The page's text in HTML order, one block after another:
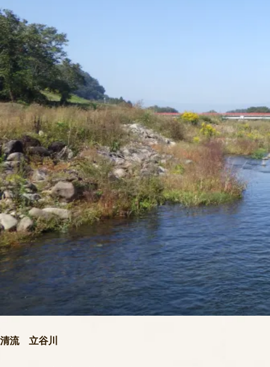
清流 立谷川